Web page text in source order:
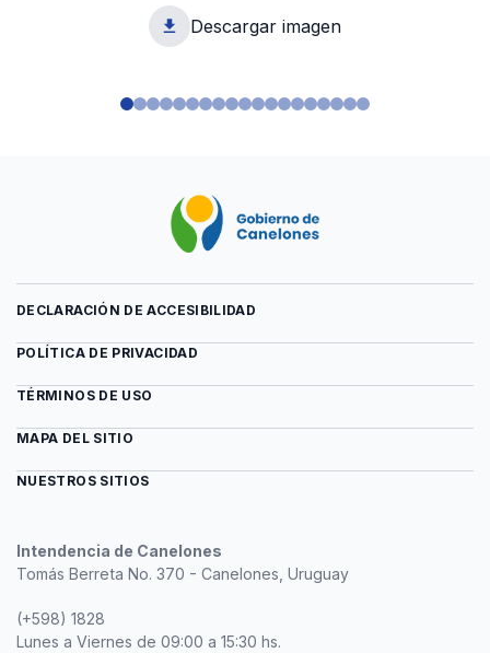
Descargar imagen
1
Intendencia de Canelones
Tomás Berreta No. 370 - Canelones, Uruguay
(+598) 1828
Lunes a Viernes de 09:00 a 15:30 hs.
DECLARACIÓN DE ACCESIBILIDAD
POLÍTICA DE PRIVACIDAD
TÉRMINOS DE USO
MAPA DEL SITIO
NUESTROS SITIOS